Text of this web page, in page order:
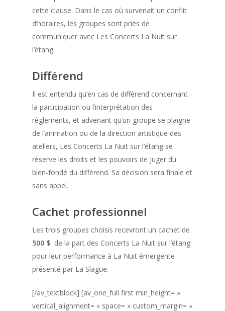
cette clause. Dans le cas où survenait un conflit
d’horaires, les groupes sont priés de
communiquer avec Les Concerts La Nuit sur
l’étang.
Différend
Il est entendu qu’en cas de différend concernant
la participation ou l’interprétation des
règlements, et advenant qu’un groupe se plaigne
de l’animation ou de la direction artistique des
ateliers, Les Concerts La Nuit sur l’étang se
réserve les droits et les pouvoirs de juger du
bien-fondé du différend. Sa décision sera finale et
sans appel.
Cachet professionnel
Les trois groupes choisis recevront un cachet de
500 $ de la part des Concerts La Nuit sur l’étang
pour leur performance à La Nuit émergente
présenté par La Slague.
[/av_textblock] [av_one_full first min_height= »
vertical_alignment= » space= » custom_margin= »